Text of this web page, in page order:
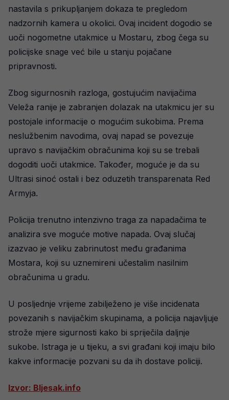
nastavila s prikupljanjem dokaza te pregledom
nadzornih kamera u okolici. Ovaj incident dogodio se
uoči nogometne utakmice u Mostaru, zbog čega su
policijske snage već bile u stanju pojačane
pripravnosti.
Zbog sigurnosnih razloga, gostujućim navijačima
Veleža ranije je zabranjen dolazak na utakmicu jer su
postojale informacije o mogućim sukobima. Prema
neslužbenim navodima, ovaj napad se povezuje
upravo s navijačkim obračunima koji su se trebali
dogoditi uoči utakmice. Također, moguće je da su
Ultrasi sinoć ostali i bez oduzetih transparenata Red
Armyja.
Policija trenutno intenzivno traga za napadačima te
analizira sve moguće motive napada. Ovaj slučaj
izazvao je veliku zabrinutost među građanima
Mostara, koji su uznemireni učestalim nasilnim
obračunima u gradu.
U posljednje vrijeme zabilježeno je više incidenata
povezanih s navijačkim skupinama, a policija najavljuje
strože mjere sigurnosti kako bi spriječila daljnje
sukobe. Istraga je u tijeku, a svi građani koji imaju bilo
kakve informacije pozvani su da ih dostave policiji.
Izvor: Bljesak.info